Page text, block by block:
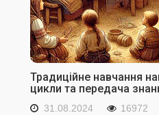
Традиційне навчання
цикли та передача
31.08.2024 16972